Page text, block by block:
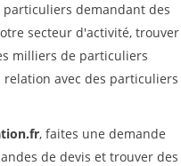
demandant des
secteur d'activité, trouver
milliers de particuliers
avec des particuliers
, faites une demande
de devis et trouver des